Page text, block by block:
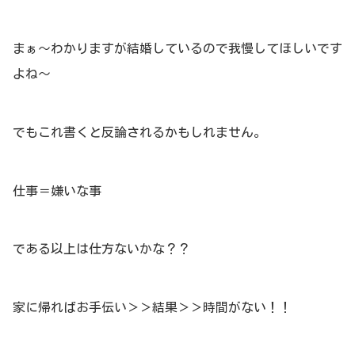
まぁ～わかりますが結婚しているので我慢してほしいです
よね～
でもこれ書くと反論されるかもしれません。
仕事＝嫌いな事
である以上は仕方ないかな？？
家に帰ればお手伝い＞＞結果＞＞時間がない！！